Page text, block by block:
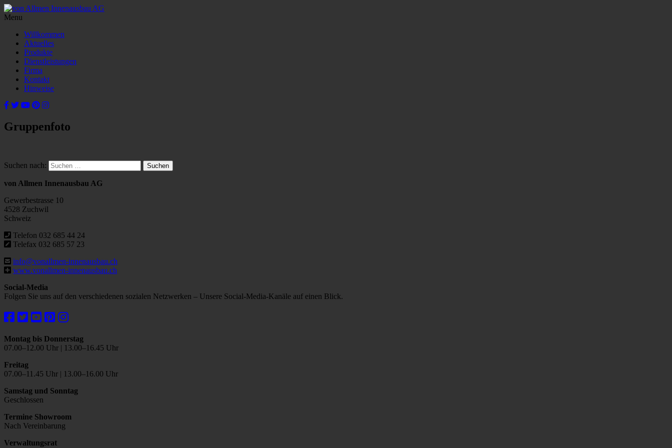
Menu
Willkommen
Aktuelles
Produkte
Dienstleistungen
Firma
Kontakt
Hinweise
Gruppenfoto
Suchen nach:
von Allmen Innenausbau AG
Gewerbestrasse 10
4528 Zuchwil
Schweiz
Telefon 032 685 44 24
Telefax 032 685 57 23
info@vonallmen-innenausbau.ch
www.vonallmen-innenausbau.ch
Social-Media
Folgen Sie uns auf den verschiedenen sozialen Netzwerken – Unsere Social-Media-Kanäle auf einen Blick.
Montag bis Donnerstag
07.00–12.00 Uhr | 13.00–16.45 Uhr
Freitag
07.00–11.45 Uhr | 13.00–16.00 Uhr
Samstag und Sonntag
Geschlossen
Termine Showroom
Nach Vereinbarung
Verwaltungsrat